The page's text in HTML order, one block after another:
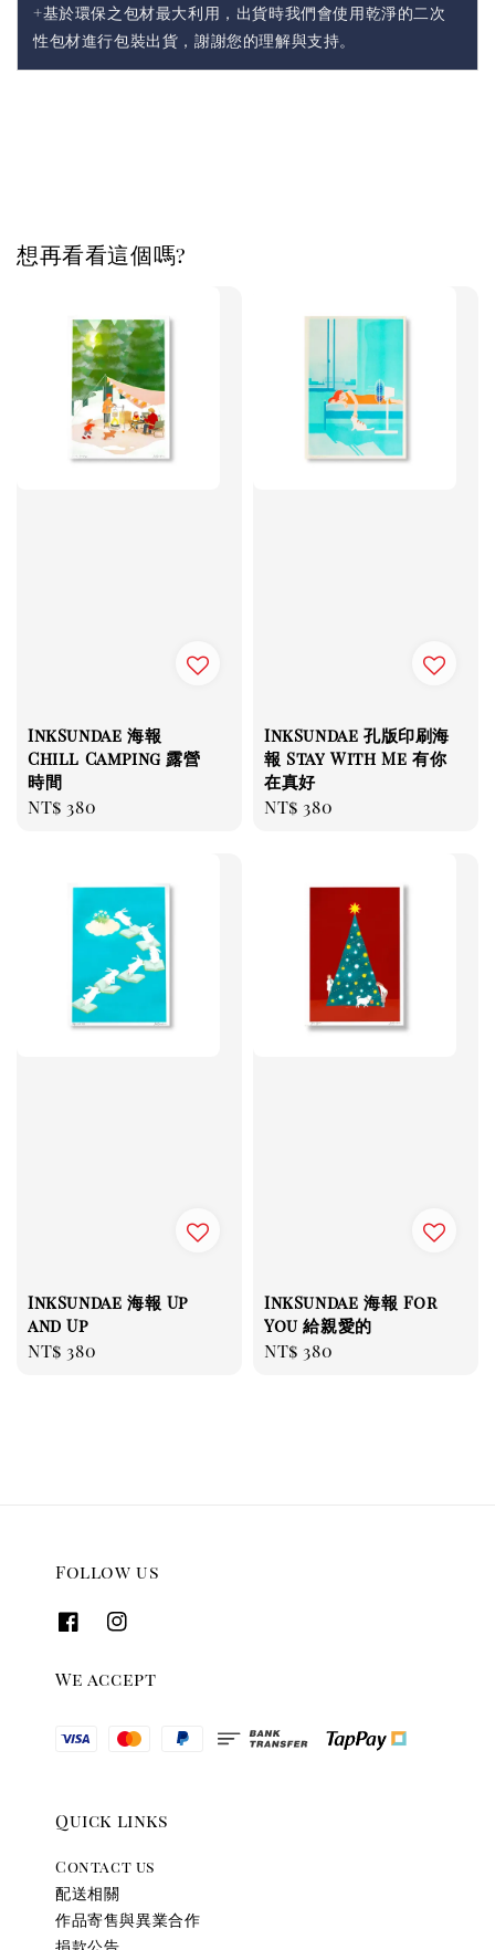
+基於環保之包材最大利用，出貨時我們會使用乾淨的二次
性包材進行包裝出貨，謝謝您的理解與支持。
想再看看這個嗎?
InkSundae 海報
Chill Camping 露營
時間
Regular
NT$ 380
InkSundae 孔版印刷海
報 Stay With Me 有你
在真好
Regular
NT$ 380
InkSundae 海報 Up
and Up
Regular
NT$ 380
InkSundae 海報 For
You 給親愛的
Regular
NT$ 380
Follow us
We accept
Quick links
Contact us
配送相關
作品寄售與異業合作